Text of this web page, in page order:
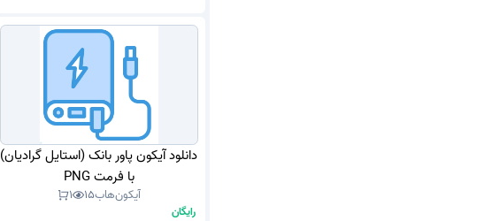
دانلود آیکون پاور بانک (استایل گرادیان)
با فرمت PNG
آیکون‌هاب15
1
رایگان